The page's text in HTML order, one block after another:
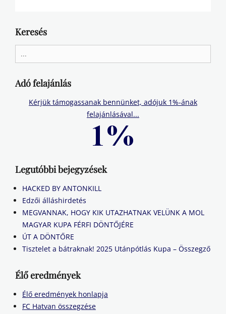
Keresés
for:
Adó felajánlás
Kérjük támogassanak bennünket, adójuk 1%-ának
felajánlásával...
Legutóbbi bejegyzések
HACKED BY ANTONKILL
Edzői álláshirdetés
MEGVANNAK, HOGY KIK UTAZHATNAK VELÜNK A MOL
MAGYAR KUPA FÉRFI DÖNTŐJÉRE
ÚT A DÖNTŐRE
Tisztelet a bátraknak! 2025 Utánpótlás Kupa – Összegző
Élő eredmények
Élő eredmények honlapja
FC Hatvan összegzése